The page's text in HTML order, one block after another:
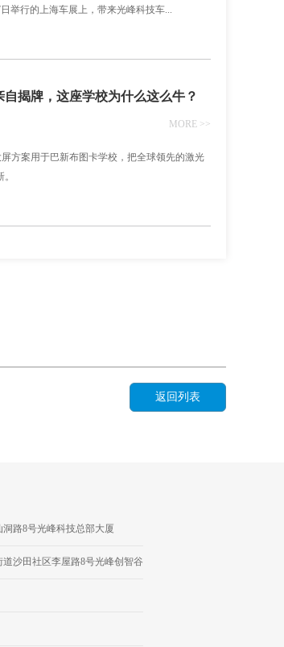
举行的上海车展上，带来光峰科技车...
自揭牌，这座学校为什么这么牛？
MORE >>
方案用于巴新布图卡学校，把全球领先的激光
返回列表
路8号光峰科技总部大厦
沙田社区李屋路8号光峰创智谷